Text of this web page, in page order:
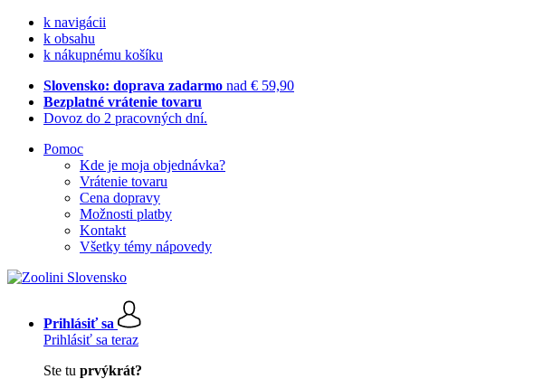
k navigácii
k obsahu
k nákupnému košíku
Slovensko: doprava zadarmo nad € 59,90
Bezplatné vrátenie tovaru
Dovoz do 2 pracovných dní.
Pomoc
Kde je moja objednávka?
Vrátenie tovaru
Cena dopravy
Možnosti platby
Kontakt
Všetky témy nápovedy
Prihlásiť sa
Prihlásiť sa teraz
Ste tu prvýkrát?